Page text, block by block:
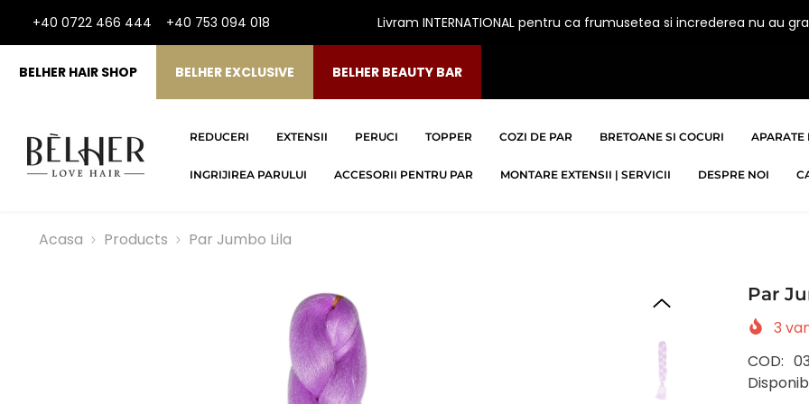
+40 0722 466 444 +40 753 094 018 Livram INTERNATIONAL pentru ca frumusetea si increderea nu au
BELHER HAIR SHOP BELHER EXCLUSIVE BELHER BEAUTY BAR
REDUCERI EXTENSII PERUCI TOPPER COZI DE PAR BRETOANE SI COCURI APARATE
INGRIJIREA PARULUI ACCESORII PENTRU PAR MONTARE EXTENSII | SERVICII DESPRE NOI
Acasa Products Par Jumbo Lila
Par
3
COD: